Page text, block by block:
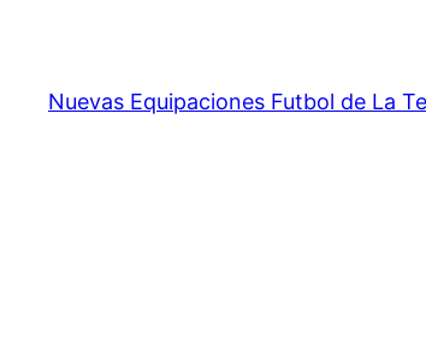
contenido
Nuevas Equipaciones Futbol de La